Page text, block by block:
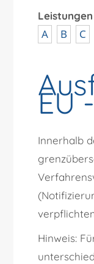
A B C
EU
Innerhalb
Hinweis: